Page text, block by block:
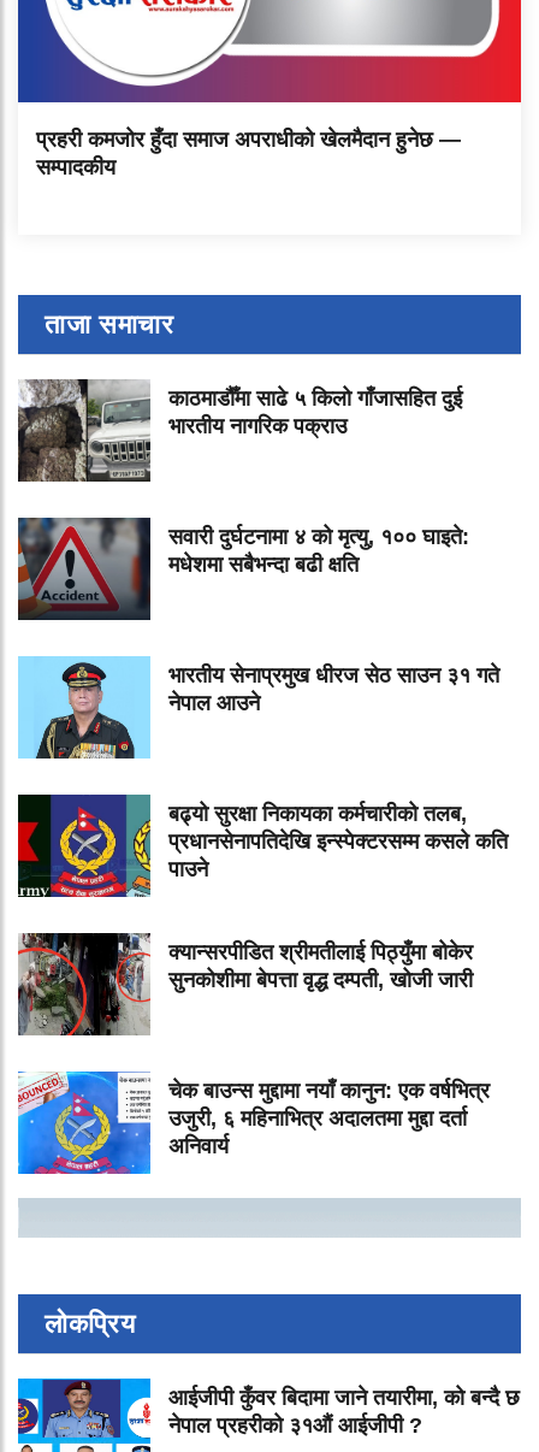
प्रहरी कमजोर हुँदा समाज अपराधीको खेलमैदान हुनेछ —
सम्पादकीय
ताजा समाचार
काठमाडौँमा साढे ५ किलो गाँजासहित दुई
भारतीय नागरिक पक्राउ
सवारी दुर्घटनामा ४ को मृत्यु, १०० घाइते:
मधेशमा सबैभन्दा बढी क्षति
भारतीय सेनाप्रमुख धीरज सेठ साउन ३१ गते
नेपाल आउने
बढ्यो सुरक्षा निकायका कर्मचारीको तलब,
प्रधानसेनापतिदेखि इन्स्पेक्टरसम्म कसले कति
पाउने
क्यान्सरपीडित श्रीमतीलाई पिठ्युँमा बोकेर
सुनकोशीमा बेपत्ता वृद्ध दम्पती, खोजी जारी
चेक बाउन्स मुद्दामा नयाँ कानुन: एक वर्षभित्र
उजुरी, ६ महिनाभित्र अदालतमा मुद्दा दर्ता
अनिवार्य
लोकप्रिय
आईजीपी कुँवर बिदामा जाने तयारीमा, को बन्दै छ
नेपाल प्रहरीको ३१औं आईजीपी ?